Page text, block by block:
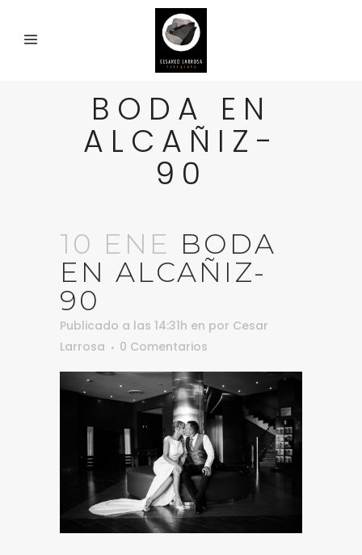
BODA EN
ALCAÑIZ-
90
10 ENE BODA
EN ALCAÑIZ-
90
Publicado a las 14:31h en por Cesar
Larrosa
0 Comentarios